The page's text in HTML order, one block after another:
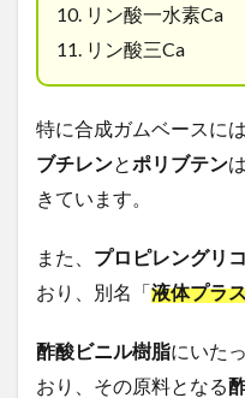
10. リン酸一水素Ca
11. リン酸三Ca
特に合成ガムベースに
ブチレンと ポリブテン
きています。
また、 プロピレングリ
おり、別名「液体プラ
酢酸ビニル樹脂にいた
おり、その原料となる